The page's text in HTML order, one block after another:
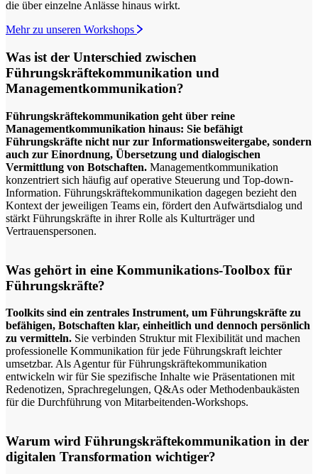
die über einzelne Anlässe hinaus wirkt.
Mehr zu unseren Workshops
Was ist der Unterschied zwischen
Führungskräftekommunikation und
Managementkommunikation?
Führungskräftekommunikation geht über reine
Managementkommunikation hinaus: Sie befähigt
Führungskräfte nicht nur zur Informationsweitergabe, sondern
auch zur Einordnung, Übersetzung und dialogischen
Vermittlung von Botschaften. Managementkommunikation
konzentriert sich häufig auf operative Steuerung und Top-down-
Information. Führungskräftekommunikation dagegen bezieht den
Kontext der jeweiligen Teams ein, fördert den Aufwärtsdialog und
stärkt Führungskräfte in ihrer Rolle als Kulturträger und
Vertrauenspersonen.
Was gehört in eine Kommunikations-Toolbox für
Führungskräfte?
Toolkits sind ein zentrales Instrument, um Führungskräfte zu
befähigen, Botschaften klar, einheitlich und dennoch persönlich
zu vermitteln. Sie verbinden Struktur mit Flexibilität und machen
professionelle Kommunikation für jede Führungskraft leichter
umsetzbar. Als Agentur für Führungskräftekommunikation
entwickeln wir für Sie spezifische Inhalte wie Präsentationen mit
Redenotizen, Sprachregelungen, Q&As oder Methodenbaukästen
für die Durchführung von Mitarbeitenden-Workshops.
Warum wird Führungskräftekommunikation in der
digitalen Transformation wichtiger?